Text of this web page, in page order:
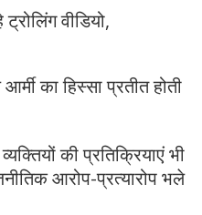
वीडियो,
का हिस्सा प्रतीत होती
की प्रतिक्रियाएं भी
आरोप-प्रत्यारोप भले